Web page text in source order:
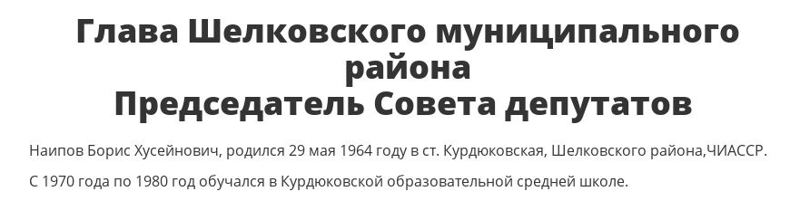
Глава Шелковского муниципального
района
Председатель Совета депутатов
Наипов Борис Хусейнович, родился 29 мая 1964 году в ст. Курдюковская, Шелковского района,ЧИАССР.
С 1970 года по 1980 год обучался в Курдюковской образовательной средней школе.